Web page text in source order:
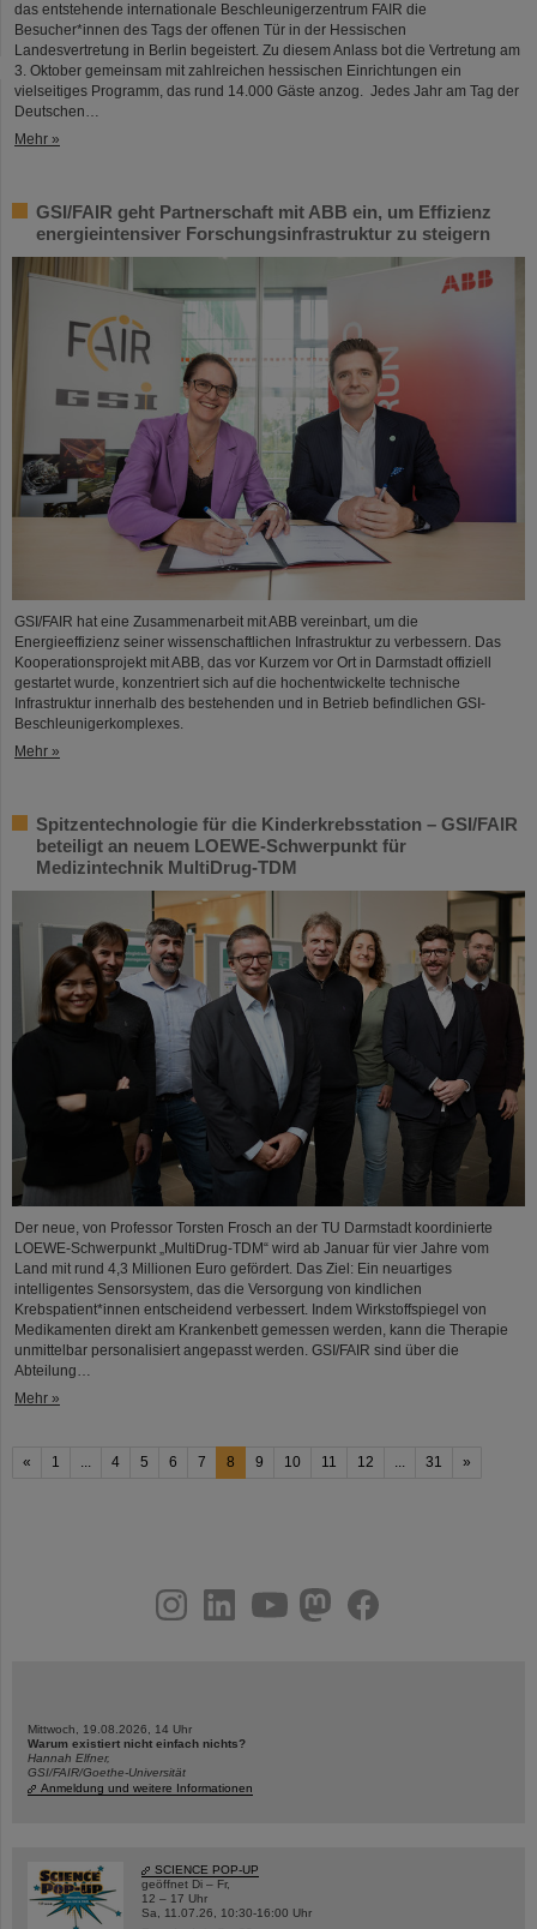
das entstehende internationale Beschleunigerzentrum FAIR die
Besucher*innen des Tags der offenen Tür in der Hessischen
Landesvertretung in Berlin begeistert. Zu diesem Anlass bot die Vertretung am
3. Oktober gemeinsam mit zahlreichen hessischen Einrichtungen ein
vielseitiges Programm, das rund 14.000 Gäste anzog. Jedes Jahr am Tag der
Deutschen…
Mehr »
GSI/FAIR geht Partnerschaft mit ABB ein, um Effizienz
energieintensiver Forschungsinfrastruktur zu steigern
GSI/FAIR hat eine Zusammenarbeit mit ABB vereinbart, um die
Energieeffizienz seiner wissenschaftlichen Infrastruktur zu verbessern. Das
Kooperationsprojekt mit ABB, das vor Kurzem vor Ort in Darmstadt offiziell
gestartet wurde, konzentriert sich auf die hochentwickelte technische
Infrastruktur innerhalb des bestehenden und in Betrieb befindlichen GSI-
Beschleunigerkomplexes.
Mehr »
Spitzentechnologie für die Kinderkrebsstation – GSI/FAIR
beteiligt an neuem LOEWE-Schwerpunkt für
Medizintechnik MultiDrug-TDM
Der neue, von Professor Torsten Frosch an der TU Darmstadt koordinierte
LOEWE-Schwerpunkt „MultiDrug-TDM“ wird ab Januar für vier Jahre vom
Land mit rund 4,3 Millionen Euro gefördert. Das Ziel: Ein neuartiges
intelligentes Sensorsystem, das die Versorgung von kindlichen
Krebspatient*innen entscheidend verbessert. Indem Wirkstoffspiegel von
Medikamenten direkt am Krankenbett gemessen werden, kann die Therapie
unmittelbar personalisiert angepasst werden. GSI/FAIR sind über die
Abteilung…
Mehr »
« 1 ... 4 5 6 7 8 9 10 11 12 ... 31 »
youtubehelmholtz.socialfacebook
Mittwoch, 19.08.2026, 14 Uhr
Warum existiert nicht einfach nichts?
Hannah Elfner,
GSI/FAIR/Goethe-Universität
Anmeldung und weitere Informationen
SCIENCE POP-UP
geöffnet Di – Fr,
12 – 17 Uhr
Sa, 11.07.26, 10:30-16:00 Uhr